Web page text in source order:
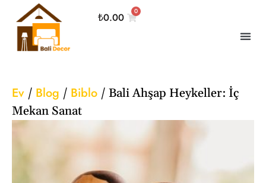
₺0.00 0
Ev / Blog / Biblo / Bali Ahşap Heykeller: İç
Mekan Sanat